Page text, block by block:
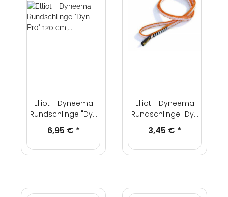
Elliot - Dyneema
Rundschlinge "Dyn
Pro" 120 cm, 13mm
6,95 € *
Elliot - Dyneema
Rundschlinge "Dyn
Pro" 60 cm, 13mm
3,45 € *